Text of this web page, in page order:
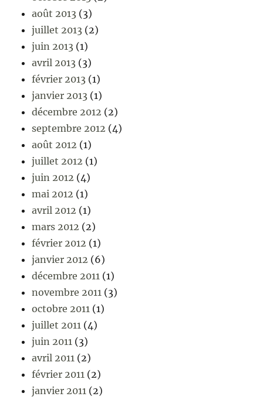
août 2013 (3)
juillet 2013 (2)
juin 2013 (1)
avril 2013 (3)
février 2013 (1)
janvier 2013 (1)
décembre 2012 (2)
septembre 2012 (4)
août 2012 (1)
juillet 2012 (1)
juin 2012 (4)
mai 2012 (1)
avril 2012 (1)
mars 2012 (2)
février 2012 (1)
janvier 2012 (6)
décembre 2011 (1)
novembre 2011 (3)
octobre 2011 (1)
juillet 2011 (4)
juin 2011 (3)
avril 2011 (2)
février 2011 (2)
janvier 2011 (2)